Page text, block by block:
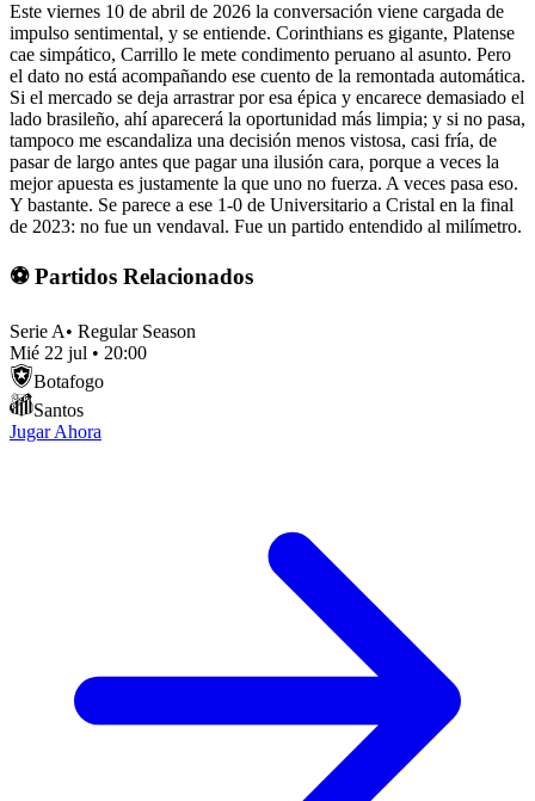
Este viernes 10 de abril de 2026 la conversación viene cargada de
impulso sentimental, y se entiende. Corinthians es gigante, Platense
cae simpático, Carrillo le mete condimento peruano al asunto. Pero
el dato no está acompañando ese cuento de la remontada automática.
Si el mercado se deja arrastrar por esa épica y encarece demasiado el
lado brasileño, ahí aparecerá la oportunidad más limpia; y si no pasa,
tampoco me escandaliza una decisión menos vistosa, casi fría, de
pasar de largo antes que pagar una ilusión cara, porque a veces la
mejor apuesta es justamente la que uno no fuerza. A veces pasa eso.
Y bastante. Se parece a ese 1-0 de Universitario a Cristal en la final
de 2023: no fue un vendaval. Fue un partido entendido al milímetro.
⚽ Partidos Relacionados
Serie A• Regular Season
Mié 22 jul • 20:00
Botafogo
Santos
Jugar Ahora